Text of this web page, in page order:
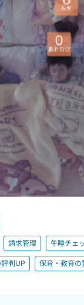
請求管理 午睡チェ
判UP 保育・教育の